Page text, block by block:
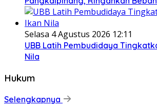
Selasa 4 Agustus 2026 12:11
UBB Latih Pembudidaya
Nila
Hukum
Selengkapnya